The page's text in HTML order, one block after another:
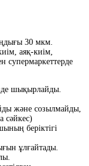
30 мкм.
аяқ-киім,
супермаркеттерде
шықырлайды.
және созылмайды,
сәйкес)
беріктігі
ұлғайтады.